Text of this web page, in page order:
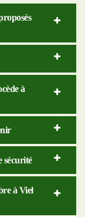
à
sécurité
à Viel